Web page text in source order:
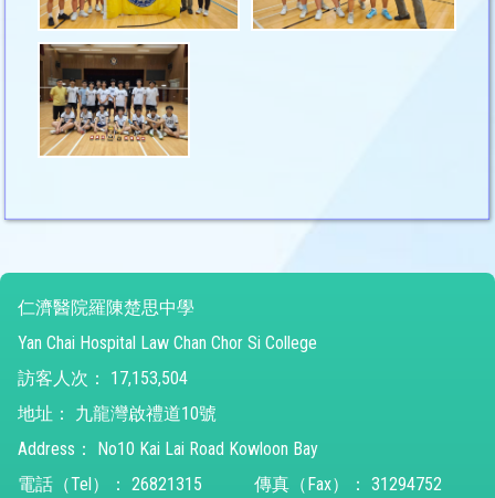
仁濟醫院羅陳楚思中學
Yan Chai Hospital Law Chan Chor Si College
訪客人次：
17,153,504
地址：
九龍灣啟禮道10號
Address：
No10 Kai Lai Road Kowloon Bay
電話（Tel）： 26821315 傳真（Fax）： 31294752